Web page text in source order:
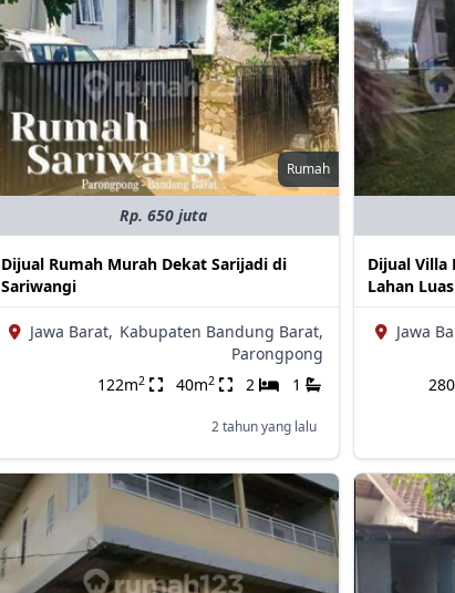
Rumah
Rp. 650 juta
Dijual Rumah Murah Dekat Sarijadi di
Sariwangi
Jawa Barat, Kabupaten Bandung Barat,
Parongpong
122m2 40m2 2 1
2 tahun yang lalu
Dijual Villa
Lahan
Jawa